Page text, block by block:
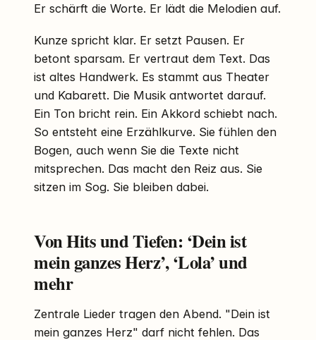
Er schärft die Worte. Er lädt die Melodien auf.
Kunze spricht klar. Er setzt Pausen. Er
betont sparsam. Er vertraut dem Text. Das
ist altes Handwerk. Es stammt aus Theater
und Kabarett. Die Musik antwortet darauf.
Ein Ton bricht rein. Ein Akkord schiebt nach.
So entsteht eine Erzählkurve. Sie fühlen den
Bogen, auch wenn Sie die Texte nicht
mitsprechen. Das macht den Reiz aus. Sie
sitzen im Sog. Sie bleiben dabei.
Von Hits und Tiefen: ‘Dein ist
mein ganzes Herz’, ‘Lola’ und
mehr
Zentrale Lieder tragen den Abend. "Dein ist
mein ganzes Herz" darf nicht fehlen. Das